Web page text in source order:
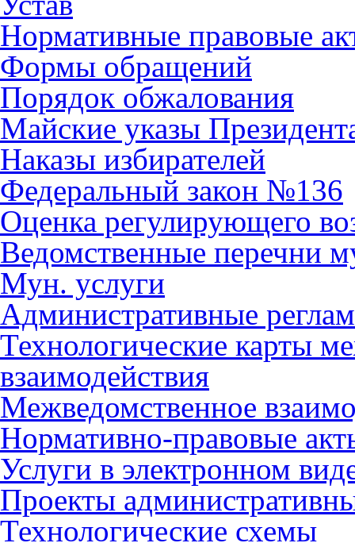
Нормативные правовые
Формы обращений
Порядок обжалования
Майские указы
Наказы избирателей
Федеральный закон №136
Оценка регулирующего
Ведомственные перечни
Мун. услуги
Административные
Технологические карты
взаимодействия
Межведомственное
Нормативно-правовые
Услуги в электронном
Проекты
Технологические схемы